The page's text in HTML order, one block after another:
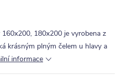
180x200 je vyrobena z
krásným plným čelem u hlavy a
informace